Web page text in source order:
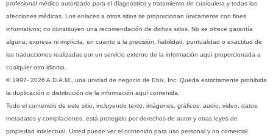
profesional médico autorizado para el diagnóstico y tratamiento de cualquiera y todas las
afecciones médicas. Los enlaces a otros sitios se proporcionan únicamente con fines
informativos; no constituyen una recomendación de dichos sitios. No se ofrece garantía
alguna, expresa ni implícita, en cuanto a la precisión, fiabilidad, puntualidad o exactitud de
las traducciones realizadas por un servicio externo de la información aquí proporcionada a
cualquier otro idioma.
© 1997- 2026 A.D.A.M., una unidad de negocio de Ebix, Inc. Queda estrictamente prohibida
la duplicación o distribución de la información aquí contenida.
Todo el contenido de este sitio, incluyendo texto, imágenes, gráficos, audio, video, datos,
metadatos y compilaciones, está protegido por derechos de autor y otras leyes de
propiedad intelectual. Usted puede ver el contenido para uso personal y no comercial.